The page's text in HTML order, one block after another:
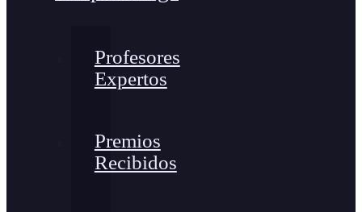
Profesores
Expertos
Premios
Recibidos